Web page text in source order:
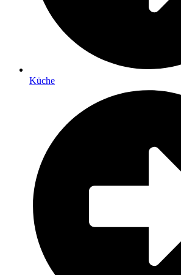
Küche